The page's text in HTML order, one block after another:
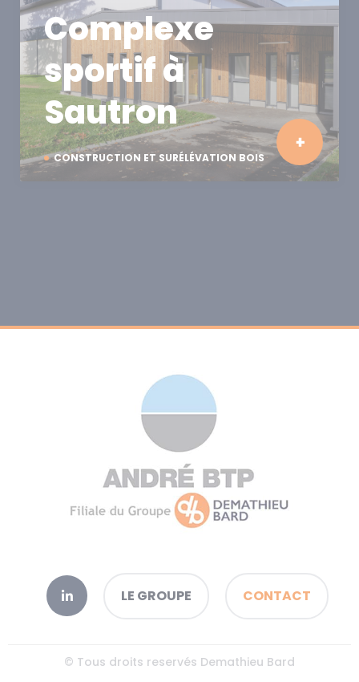
CONSTRUCTION ET SURÉLÉVATION BOIS
Complexe
sportif à
Sautron
LE GROUPE CONTACT
© Tous droits reservés Demathieu Bard